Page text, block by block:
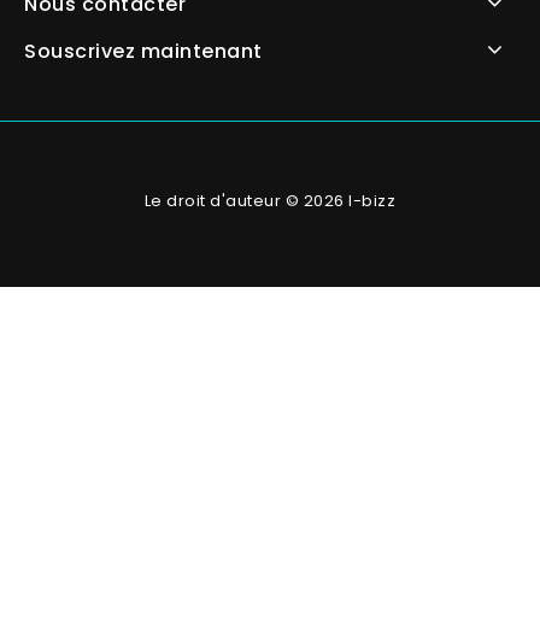
Souscrivez maintenant
Le droit d'auteur © 2026 I-bizz